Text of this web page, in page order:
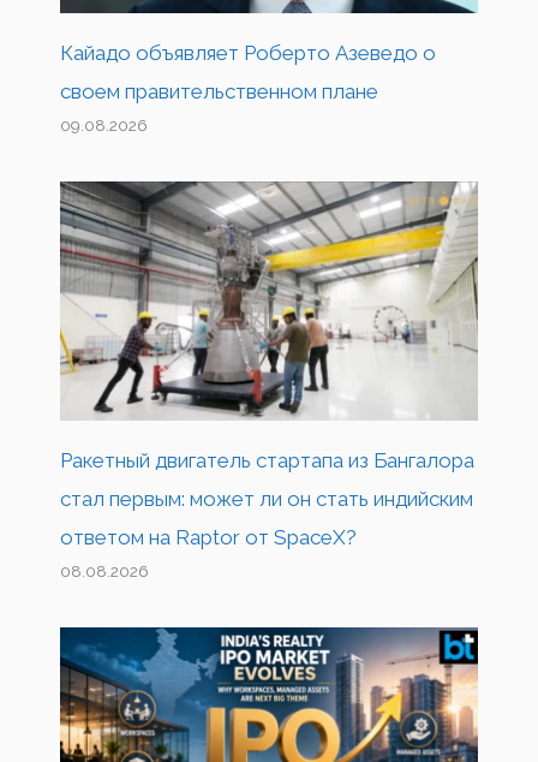
Кайадо объявляет Роберто Азеведо о
своем правительственном плане
09.08.2026
Ракетный двигатель стартапа из Бангалора
стал первым: может ли он стать индийским
ответом на Raptor от SpaceX?
08.08.2026